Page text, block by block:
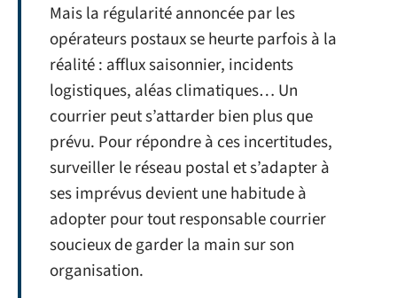
Mais la régularité annoncée par les
opérateurs postaux se heurte parfois à la
réalité : afflux saisonnier, incidents
logistiques, aléas climatiques… Un
courrier peut s’attarder bien plus que
prévu. Pour répondre à ces incertitudes,
surveiller le réseau postal et s’adapter à
ses imprévus devient une habitude à
adopter pour tout responsable courrier
soucieux de garder la main sur son
organisation.